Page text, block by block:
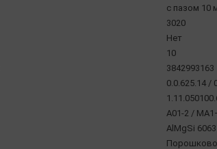
с пазом 10
3020
Нет
10
3842993163
0.0.625.14 /
A01-2 /
AlMgSi